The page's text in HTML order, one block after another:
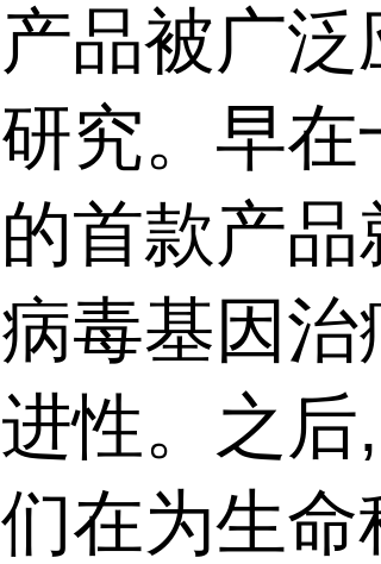
产品被广
研究。早
的首款产
病毒基因
进性。之
们在为生